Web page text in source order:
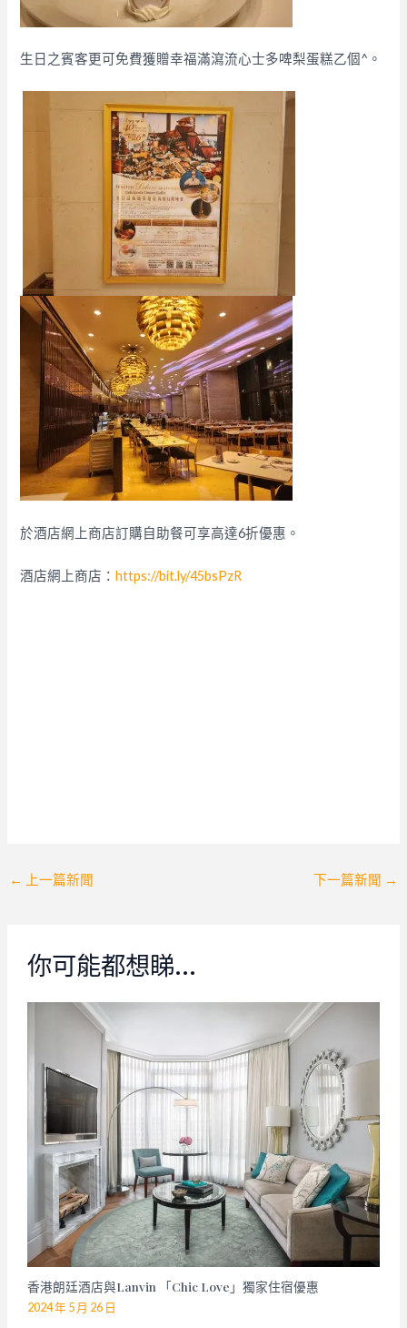
生日之賓客更可免費獲贈幸福滿瀉流心士多啤梨蛋糕乙個^。
於酒店網上商店訂購自助餐可享高達6折優惠。
酒店網上商店：https://bit.ly/45bsPzR
Post
← 上一篇新聞 下一篇新聞 →
你可能都想睇…
香港朗廷酒店與Lanvin 「Chic Love」獨家住宿優惠
2024 年 5 月 26 日